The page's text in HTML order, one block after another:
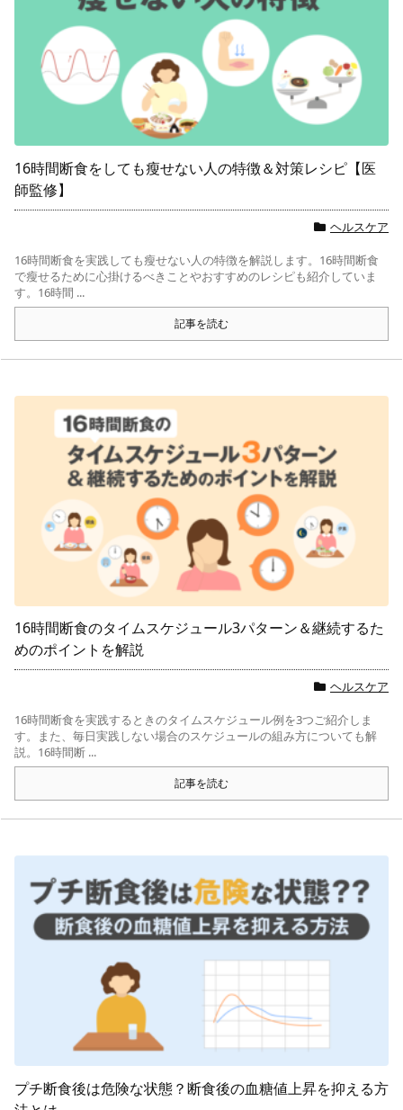
16時間断食をしても瘦せない人の特徴＆対策レシピ【医
師監修】
ヘルスケア
16時間断食を実践しても瘦せない人の特徴を解説します。16時間断食
で瘦せるために心掛けるべきことやおすすめのレシピも紹介していま
す。16時間 ...
記事を読む
16時間断食のタイムスケジュール3パターン＆継続するた
めのポイントを解説
ヘルスケア
16時間断食を実践するときのタイムスケジュール例を3つご紹介しま
す。また、毎日実践しない場合のスケジュールの組み方についても解
説。16時間断 ...
記事を読む
プチ断食後は危険な状態？断食後の血糖値上昇を抑える方